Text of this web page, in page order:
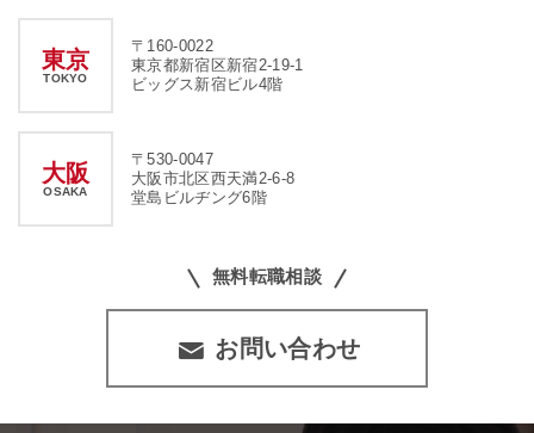
東京
TOKYO
〒160-0022
東京都新宿区新宿2-19-1
ビッグス新宿ビル4階
大阪
OSAKA
〒530-0047
大阪市北区西天満2-6-8
堂島ビルヂング6階
無料転職相談
お問い合わせ